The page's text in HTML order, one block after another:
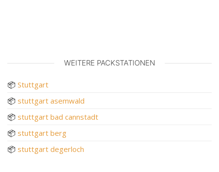
WEITERE PACKSTATIONEN
📦 Stuttgart
📦 stuttgart asemwald
📦 stuttgart bad cannstadt
📦 stuttgart berg
📦 stuttgart degerloch